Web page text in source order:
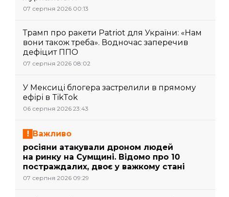
07 серпня 2026 00:13
Трамп про ракети Patriot для України: «Нам
вони також треба». Водночас заперечив
дефіцит ППО
07 серпня 2026 08:02
У Мексиці блогера застрелили в прямому
ефірі в TikTok
06 серпня 2026 23:43
Важливо
росіяни атакували дроном людей
на ринку на Сумщині. Відомо про 10
постраждалих, двоє у важкому стані
07 серпня 2026 09:29